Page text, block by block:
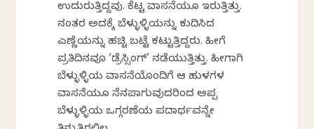
ಉದುರುತ್ತಿದ್ದವು. ಕೆಟ್ಟ ವಾಸನೆಯೂ ಇರುತ್ತಿತ್ತು.
ನಂತರ ಅದಕ್ಕೆ ಬೆಳ್ಳುಳ್ಳಿಯನ್ನು ಕುದಿಸಿದ
ಎಣ್ಣೆಯನ್ನು ಹಚ್ಚಿ ಬಟ್ಟೆ ಕಟ್ಟುತ್ತಿದ್ದರು. ಹೀಗೆ
ಪ್ರತಿದಿನವೂ ‘ಡ್ರೆಸ್ಸಿಂಗ್’ ನಡೆಯುತ್ತಿತ್ತು. ಹೀಗಾಗಿ
ಬೆಳ್ಳುಳ್ಳಿಯ ವಾಸನೆಯೊಂದಿಗೆ ಆ ಹುಳಗಳ
ವಾಸನೆಯೂ ನೆನಪಾಗುವುದರಿಂದ ಅಪ್ಪ
ಬೆಳ್ಳುಳ್ಳಿಯ ಒಗ್ಗರಣೆಯ ಪದಾರ್ಥವನ್ನೇ